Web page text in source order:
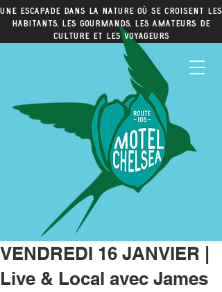
Une escapade dans la nature où se croisent les
habitants, les gourmands, les amateurs de
culture et les voyageurs
VENDREDI 16 JANVIER |
Live & Local avec James